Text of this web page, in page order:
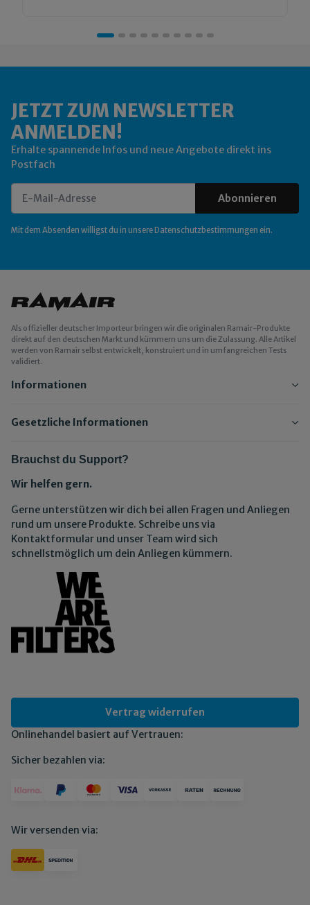
JETZT ZUM NEWSLETTER
ANMELDEN!
Erhalte spannende Infos und neue Angebote direkt ins
Postfach
Abonnieren
Mit dem Absenden willigst du in unsereDatenschutzbestimmungen ein.
Als offizieller deutscher Importeur bringen wir die originalen Ramair-Produkte
direkt auf den deutschen Markt und kümmern uns um die Zulassung. Alle Artikel
werden von Ramair selbst entwickelt, konstruiert und in umfangreichen Tests
validiert.
Informationen
Gesetzliche Informationen
Brauchst du Support?
Wir helfen gern.
Gerne unterstützen wir dich bei allen Fragen und Anliegen
rund um unsere Produkte. Schreibe uns via
Kontaktformular und unser Team wird sich
schnellstmöglich um dein Anliegen kümmern.
Vertrag widerrufen
Onlinehandel basiert auf Vertrauen:
Sicher bezahlen via:
Wir versenden via: